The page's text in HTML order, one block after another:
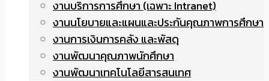
งานบริการการศึกษา (เฉพาะ Intranet)
งานนโยบายและแผนและประกันคุณภาพการศึกษา
งานการเงินการคลัง และพัสดุ
งานพัฒนาคุณภาพนักศึกษา
งานพัฒนาเทคโนโลยีสารสนเทศ